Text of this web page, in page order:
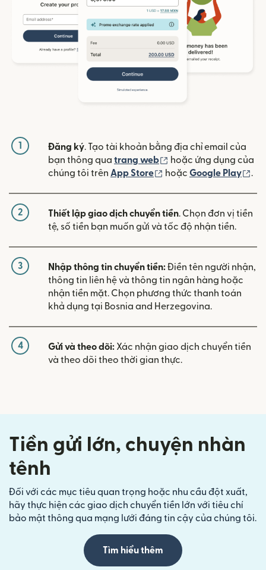
1 Đăng ký. Tạo tài khoản bằng địa chỉ email của
bạn thông qua trang web (mở trong cửa sổ mới)
hoặc ứng dụng của
chúng tôi trên App Store (mở trong cửa sổ mới)
hoặc Google Play .
2 Thiết lập giao dịch chuyển tiền. Chọn đơn vị tiền
tệ, số tiền bạn muốn gửi và tốc độ nhận tiền.
3 Nhập thông tin chuyển tiền:Điền tên người nhận,
thông tin liên hệ và thông tin ngân hàng hoặc
nhận tiền mặt. Chọn phương thức thanh toán
khả dụng tại Bosnia and Herzegovina.
4 Gửi và theo dõi: Xác nhận giao dịch chuyển tiền
và theo dõi theo thời gian thực.
Tiền gửi lớn, chuyện nhàn
tênh
Đối với các mục tiêu quan trọng hoặc nhu cầu đột xuất,
hãy thực hiện các giao dịch chuyển tiền lớn với tiêu chí
bảo mật thông qua mạng lưới đáng tin cậy của chúng tôi.
Tìm hiểu thêm